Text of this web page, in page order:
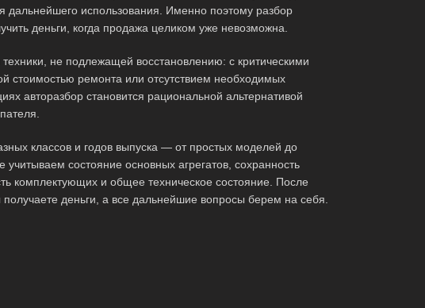
дальнейшего использования. Именно поэтому разбор
деньги, когда продажа целиком уже невозможна.
не подлежащей восстановлению: с критическими
стоимостью ремонта или отсутствием необходимых
авторазбор становится рациональной альтернативой
классов и годов выпуска — от простых моделей до
состояние основных агрегатов, сохранность
комплектующих и общее техническое состояние. После
получаете деньги, а все дальнейшие вопросы берем на себя.